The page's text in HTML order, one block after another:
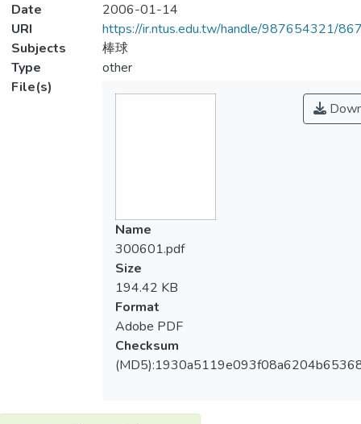
Date
2006-01-14
URI
https://ir.ntus.edu.tw/handle/987654321/
Subjects
棒球
Type
other
File(s)
Name
300601.pdf
Size
194.42 KB
Format
Adobe PDF
Checksum